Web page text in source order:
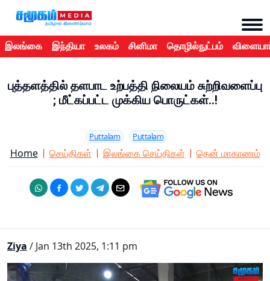
இலங்கை இந்தியா உலகம் சினிமா தொழில்நுட்பம்
புத்தளத்தில் தளபாட உற்பத்தி நிலையம் சுற்றிவளைப்பு
; மீட்கப்பட்ட முக்கிய பொருட்கள்..!
Puttalam Puttalam
Home செய்திகள் இலங்கை செய்திகள் தென் மாகாணம்
Ziya / Jan 13th 2025, 1:11 pm